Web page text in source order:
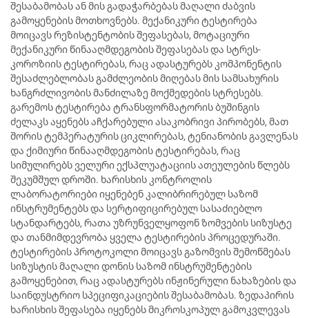
შესაბამობას ან მის გადაჭარბებას მაღალი ძაბვის
გამოყენების მოთხოვნებს. მექანიკური ტესტირება
მოიცავს რეზისტენტობის შეფასებას, მოტაციური
მექანიკური წინააღმდეგობის შეფასებას და სტრეს-
კოროზიის ტესტირებას, რაც ადასტურებს კომპონენტის
შესაძლებლობას გამძლეობის მიღებას მის სამსახურის
ხანგრძლივობის მანძილაზე მოქმედების სტრესებს.
გარემოს ტესტირება ტრანსფორმატორის ბუშინგის
ძელაკს აყენებს აჩქარებული ასაკობრივი პირობებს, მათ
შორის ტემპერატურის ციკლირებას, ტენიანობის გავლენას
და ქიმიური წინააღმდეგობის ტესტირებას, რაც
სიმულირებს ველური ექსპლუატაციის ათეულების წლებს
შეკუმშულ დროში. ხარისხის კონტროლის
ლაბორატორიები იყენებენ კალიბრირებულ საზომ
ინსტრუმენტებს და სერტიფიცირებულ სასაძიებლო
სტანდარტებს, რათა უზრუნველყოფონ ზომვების სიზუსტე
და თანმიმდევრობა ყველა ტესტირების პროცედურაში.
ტესტირების პროტოკოლი მოიცავს გაზომვის შემოწმებას
სიზუსტის მაღალი დონის საზომ ინსტრუმენტების
გამოყენებით, რაც ადასტურებს ინჟინერული ნახაზების და
საინდუსტრიო სპეციფიკაციების შესაბამობას. ზედაპირის
ხარისხის შეფასება იყენებს მიკროსკოპულ გამოკვლევას